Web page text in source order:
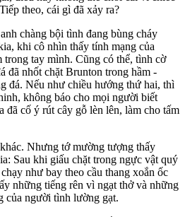
theo, cái gì đã xảy ra?
chàng bội tình đang bùng cháy
khi cô nhìn thấy tính mạng của
trong tay mình. Cũng có thể, tình cờ
đã nhốt chặt Brunton trong hầm -
đá. Nếu như chiều hướng thứ hai, thì
không báo cho mọi người biết
đã cố ý rút cây gỗ lèn lên, làm cho tấm
Nhưng tớ mường tượng thấy
Sau khi giấu chặt trong ngực vật quý
như bay theo cầu thang xoắn ốc
những tiếng rên vì ngạt thở và những
của người tình lường gạt.